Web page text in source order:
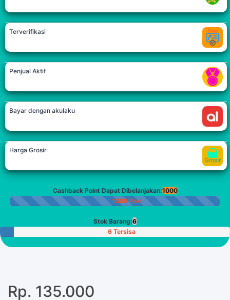
Terverifikasi
Penjual Aktif
Bayar dengan akulaku
Harga Grosir
Cashback Point Dapat Dibelanjakan:1000
1000 Poin
Stok Barang:6
6 Tersisa
Rp. 135.000